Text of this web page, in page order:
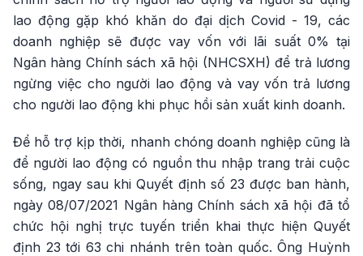
lao động gặp khó khăn do đại dịch Covid - 19, các
doanh nghiệp sẽ được vay vốn với lãi suất 0% tại
Ngân hàng Chính sách xã hội (NHCSXH) để trả lương
ngừng việc cho người lao động và vay vốn trả lương
cho người lao động khi phục hồi sản xuất kinh doanh.
Để hỗ trợ kịp thời, nhanh chóng doanh nghiệp cũng là
để người lao động có nguồn thu nhập trang trải cuộc
sống, ngay sau khi Quyết định số 23 được ban hành,
ngày 08/07/2021 Ngân hàng Chính sách xã hội đã tổ
chức hội nghị trực tuyến triển khai thực hiện Quyết
định 23 tới 63 chi nhánh trên toàn quốc. Ông Huỳnh